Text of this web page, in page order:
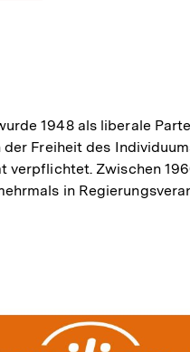
1948 als liberale
der Freiheit des
verpflichtet. Zwischen
in